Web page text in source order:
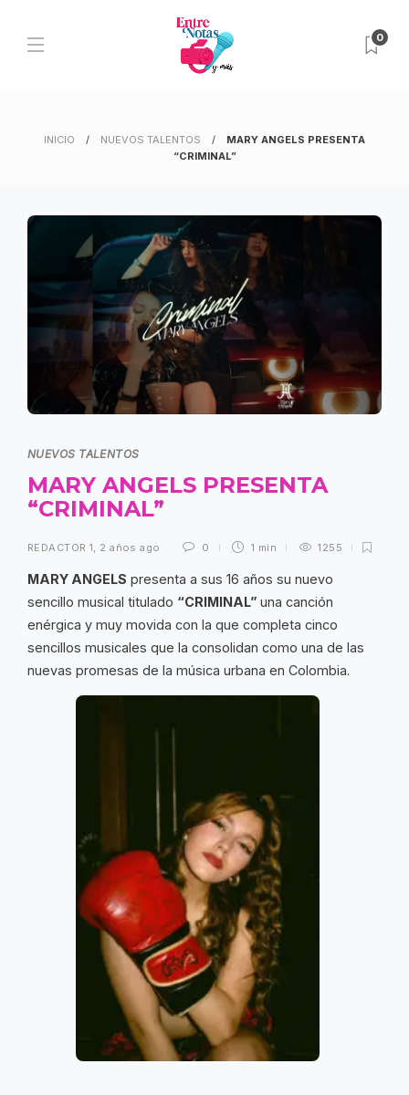
0
INICIO NUEVOS TALENTOS
MARY ANGELS PRESENTA
“CRIMINAL”
NUEVOS TALENTOS
MARY ANGELS PRESENTA
“CRIMINAL”
REDACTOR 1, 2 años ago 0 1 min 1255
MARY ANGELS presenta a sus 16 años su nuevo
sencillo musical titulado “CRIMINAL” una canción
enérgica y muy movida con la que completa cinco
sencillos musicales que la consolidan como una de las
nuevas promesas de la música urbana en Colombia.